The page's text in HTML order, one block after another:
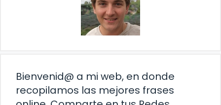
Bienvenid@ a mi web, en donde
recopilamos las mejores frases